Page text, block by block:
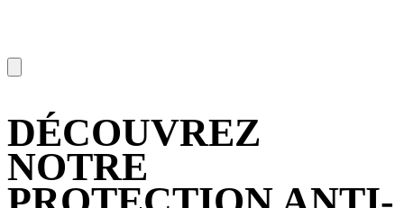
DÉCOUVREZ
NOTRE